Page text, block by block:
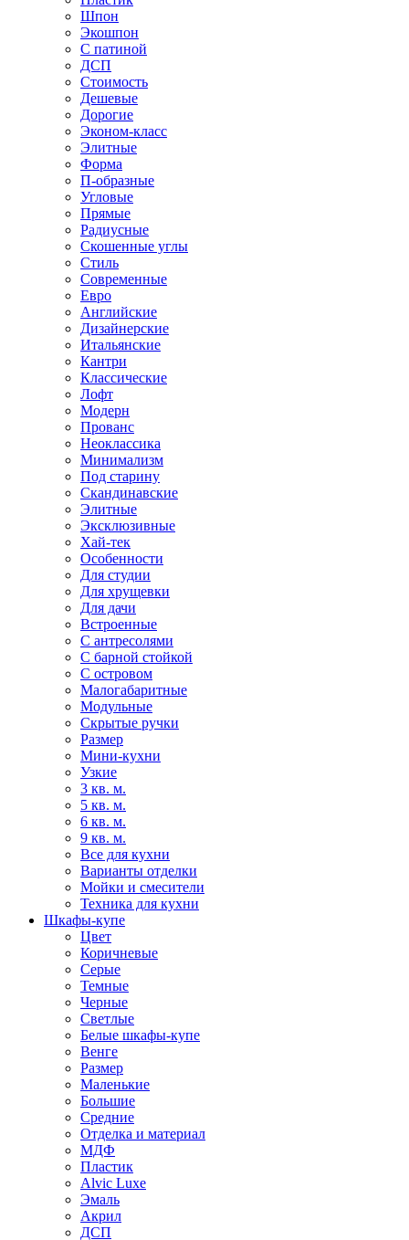
Шпон
Экошпон
С патиной
ДСП
Стоимость
Дешевые
Дорогие
Эконом-класс
Элитные
Форма
П-образные
Угловые
Прямые
Радиусные
Скошенные углы
Стиль
Современные
Евро
Английские
Дизайнерские
Итальянские
Кантри
Классические
Лофт
Модерн
Прованс
Неоклассика
Минимализм
Под старину
Скандинавские
Элитные
Эксклюзивные
Хай-тек
Особенности
Для студии
Для хрущевки
Для дачи
Встроенные
С антресолями
С барной стойкой
С островом
Малогабаритные
Модульные
Скрытые ручки
Размер
Мини-кухни
Узкие
3 кв. м.
5 кв. м.
6 кв. м.
9 кв. м.
Все для кухни
Варианты отделки
Мойки и смесители
Техника для кухни
Шкафы-купе
Цвет
Коричневые
Серые
Темные
Черные
Светлые
Белые шкафы-купе
Венге
Размер
Маленькие
Большие
Средние
Отделка и материал
МДФ
Пластик
Alvic Luxe
Эмаль
Акрил
ДСП